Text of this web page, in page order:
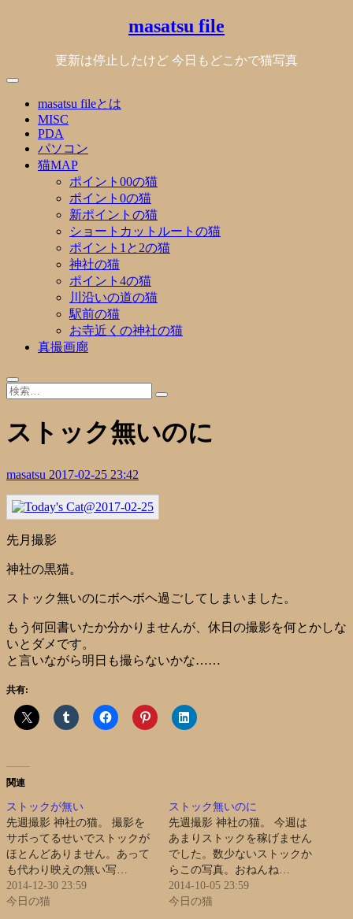
masatsu file
更新は停止したけど 今日もどこかで猫写真
masatsu fileとは
MISC
PDA
パソコン
猫MAP
ポイント00の猫
ポイント0の猫
新ポイントの猫
ショートカットルートの猫
ポイント1と2の猫
神社の猫
ポイント4の猫
川沿いの道の猫
駅前の猫
お寺近くの神社の猫
真撮画廊
ストック無いのに
masatsu 2017-02-25 23:42
先月撮影
神社の黒猫。
ストック無いのにボヘボヘ過ごしてしまいました。
もう何回書いたか分かりませんが、休日の撮影を何とかしな
いとダメです。
と言いながら明日も撮らないかな……
共有:
関連
ストックが無い
先週撮影 神社の猫。 撮影を
サボってるせいでストックが
ほとんどありません。あって
も代わり映えの無い写…
2014-12-30 23:59
今日の猫
ストック無いのに
先週撮影 神社の猫。 今週は
あまりストックを稼げません
でした。数少ないストックか
らこの写真。おねんね…
2014-10-05 23:59
今日の猫